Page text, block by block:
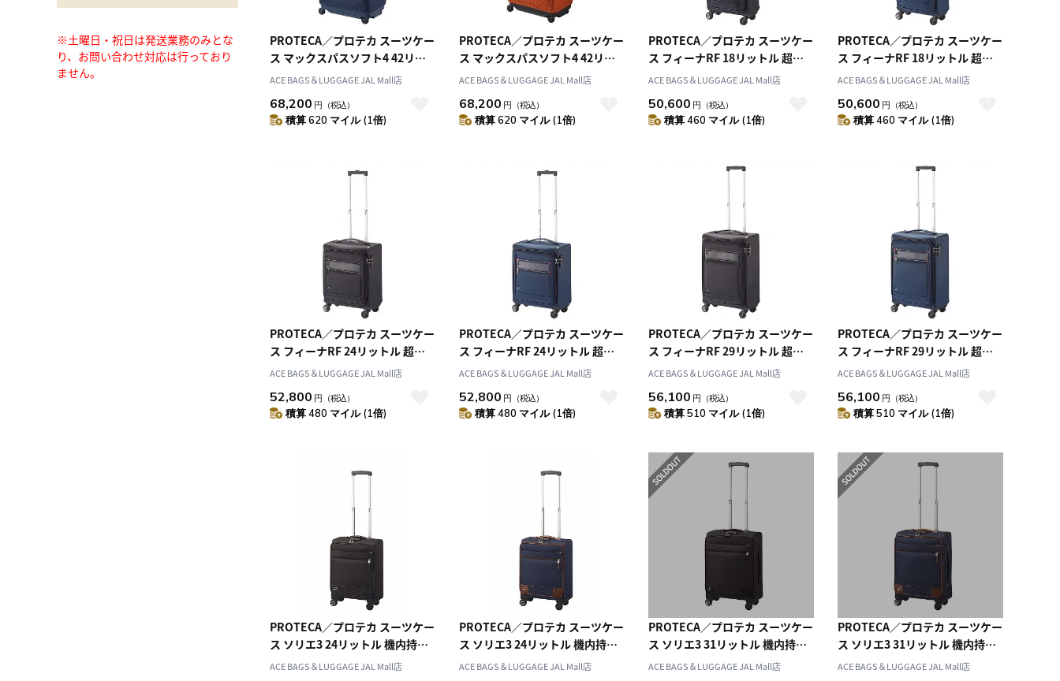
※土曜日・祝日は発送業務のみとな
り、お問い合わせ対応は行っており
ません。
PROTECA／プロテカ スーツケー
ス マックスパスソフト4 42リッ
トル ソフトケース 日本製 2～3泊
ACE BAGS＆LUGGAGE JAL Mall店
68,200 円 （税込）
積算 620 マイル (1倍)
PROTECA／プロテカ スーツケー
ス マックスパスソフト4 42リッ
トル ソフトケース 日本製 2～3泊
ACE BAGS＆LUGGAGE JAL Mall店
68,200 円 （税込）
積算 620 マイル (1倍)
PROTECA／プロテカ スーツケー
ス フィーナRF 18リットル 超軽
量 キャリーケース 1.8kg 12821
ACE BAGS＆LUGGAGE JAL Mall店
50,600 円 （税込）
積算 460 マイル (1倍)
PROTECA／プロテカ スーツケー
ス フィーナRF 18リットル 超軽
量 キャリーケース 1.8kg 12821
ACE BAGS＆LUGGAGE JAL Mall店
50,600 円 （税込）
積算 460 マイル (1倍)
PROTECA／プロテカ スーツケー
ス フィーナRF 24リットル 超軽
量 キャリーケース 1.9kg 12822
ACE BAGS＆LUGGAGE JAL Mall店
52,800 円 （税込）
積算 480 マイル (1倍)
PROTECA／プロテカ スーツケー
ス フィーナRF 24リットル 超軽
量 キャリーケース 1.9kg 12822
ACE BAGS＆LUGGAGE JAL Mall店
52,800 円 （税込）
積算 480 マイル (1倍)
PROTECA／プロテカ スーツケー
ス フィーナRF 29リットル 超軽
量 キャリーケース 2.0kg 12823
ACE BAGS＆LUGGAGE JAL Mall店
56,100 円 （税込）
積算 510 マイル (1倍)
PROTECA／プロテカ スーツケー
ス フィーナRF 29リットル 超軽
量 キャリーケース 2.0kg 12823
ACE BAGS＆LUGGAGE JAL Mall店
56,100 円 （税込）
積算 510 マイル (1倍)
PROTECA／プロテカ スーツケー
ス ソリエ3 24リットル 機内持ち
込みサイズ キャスターストッパ
ACE BAGS＆LUGGAGE JAL Mall店
PROTECA／プロテカ スーツケー
ス ソリエ3 24リットル 機内持ち
込みサイズ キャスターストッパ
ACE BAGS＆LUGGAGE JAL Mall店
PROTECA／プロテカ スーツケー
ス ソリエ3 31リットル 機内持ち
込みサイズ キャスターストッパ
ACE BAGS＆LUGGAGE JAL Mall店
PROTECA／プロテカ スーツケー
ス ソリエ3 31リットル 機内持ち
込みサイズ キャスターストッパ
ACE BAGS＆LUGGAGE JAL Mall店